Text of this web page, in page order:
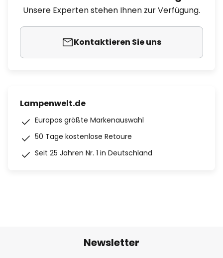
Unsere Experten stehen Ihnen zur Verfügung.
Kontaktieren Sie uns
Lampenwelt.de
Europas größte Markenauswahl
50 Tage kostenlose Retoure
Seit 25 Jahren Nr. 1 in Deutschland
Newsletter